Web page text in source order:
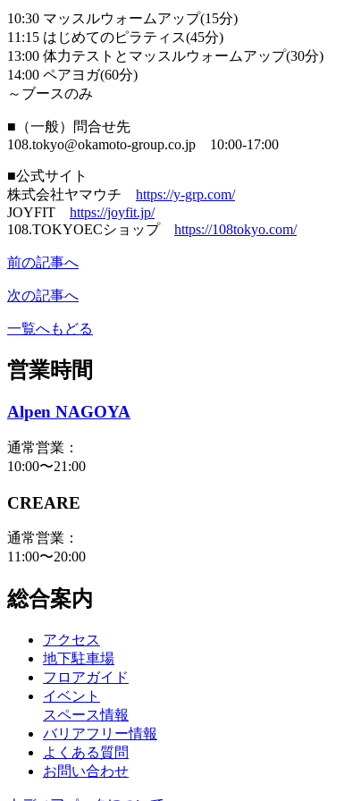
10:30 マッスルウォームアップ(15分)
11:15 はじめてのピラティス(45分)
13:00 体力テストとマッスルウォームアップ(30分)
14:00 ペアヨガ(60分)
～ブースのみ
■（一般）問合せ先
108.tokyo@okamoto-group.co.jp 10:00-17:00
■公式サイト
株式会社ヤマウチ https://y-grp.com/
JOYFIT https://joyfit.jp/
108.TOKYOECショップ https://108tokyo.com/
前の記事へ
次の記事へ
一覧へもどる
営業時間
Alpen NAGOYA
通常営業：
10:00〜21:00
CREARE
通常営業：
11:00〜20:00
総合案内
アクセス
地下駐車場
フロアガイド
イベント
スペース情報
バリアフリー情報
よくある質問
お問い合わせ